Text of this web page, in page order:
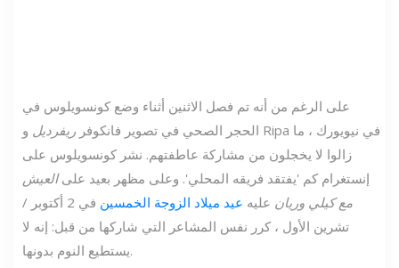
على الرغم من أنه تم فصل الاثنين أثناء وضع كونسويلوس في
الحجر الصحي في تصوير فانكوفر ريفرديل و Ripa في نيويورك ، ما
زالوا لا يخجلون من مشاركة عاطفتهم. نشر كونسويلوس على
إنستغرام كم 'يفتقد فريقه المحلي'. وعلى مظهر بعيد علىالعيش
مع كيلي وريان عليه عيد ميلاد الزوجة الخمسين
في 2 أكتوبر /
تشرين الأول ، كرر نفس المشاعر التي شاركها من قبل: إنه لا
يستطيع النوم بدونها.